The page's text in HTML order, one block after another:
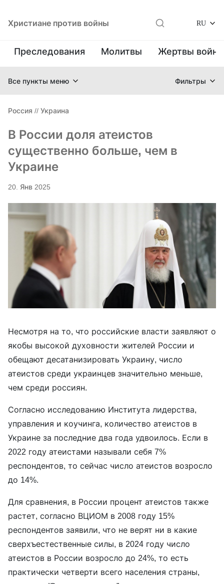
Христиане против войны RU
Преследования Молитвы Жертвы
Все пункты меню Фильтры
Россия // Украина
В России доля атеистов
существенно больше, чем в
Украине
20. Янв 2025
Несмотря на то, что российские власти заявляют о
якобы высокой духовности жителей России и
обещают десатанизировать Украину, число
атеистов среди украинцев значительно меньше,
чем среди россиян.
Согласно исследованию Института лидерства,
управления и коучинга, количество атеистов в
Украине за последние два года удвоилось. Если в
2022 году атеистами называли себя 7%
респондентов, то сейчас число атеистов возросло
до 14%.
Для сравнения, в России процент атеистов также
растет, согласно ВЦИОМ в 2008 году 15%
респондентов заявили, что не верят ни в какие
сверхъестественные силы, в 2024 году число
атеистов в России возросло до 24%, то есть
практически четверти всего населения страны,